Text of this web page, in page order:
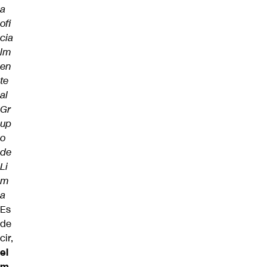
a
ofi
cia
lm
en
te
al
Gr
up
o
de
Li
m
a
Es
de
cir,
el